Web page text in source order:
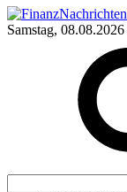
Samstag, 08.08.2026